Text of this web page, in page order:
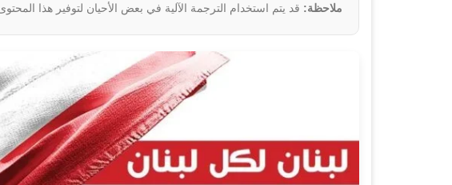
ملاحظة: قد يتم استخدام الترجمة الآلية في بعض الأحيان لتوفير هذا